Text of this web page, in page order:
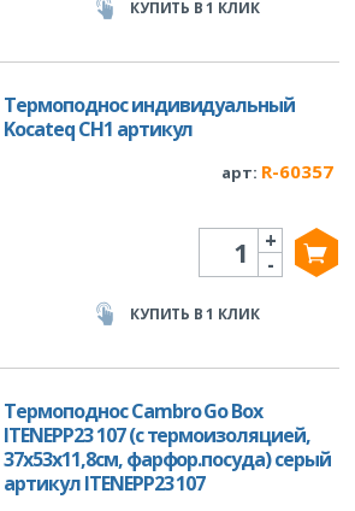
КУПИТЬ В 1 КЛИК
Термоподнос индивидуальный
Kocateq CH1 артикул
арт: R-60357
Количество
-
+
КУПИТЬ В 1 КЛИК
Термоподнос Cambro Go Box
ITENEPP23 107 (с термоизоляцией,
37х53х11,8см, фарфор.посуда) серый
артикул ITENEPP23 107